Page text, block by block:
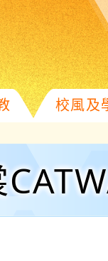
校風及